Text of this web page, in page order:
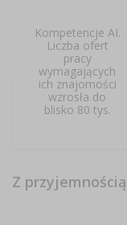
Kompetencje AI.
Liczba ofert
pracy
wymagających
ich znajomości
wzrosła do
blisko 80 tys.
Z